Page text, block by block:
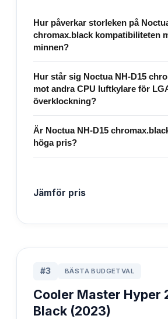
Hur påverkar storleken på
chromax.black kompatibiliteten
minnen?
Hur står sig Noctua NH-D15
mot andra CPU luftkylare för
överklockning?
Är Noctua NH-D15
höga pris?
Jämför pris
#3 BÄSTA BUDGETVAL
Cooler Master Hyper
Black (2023)